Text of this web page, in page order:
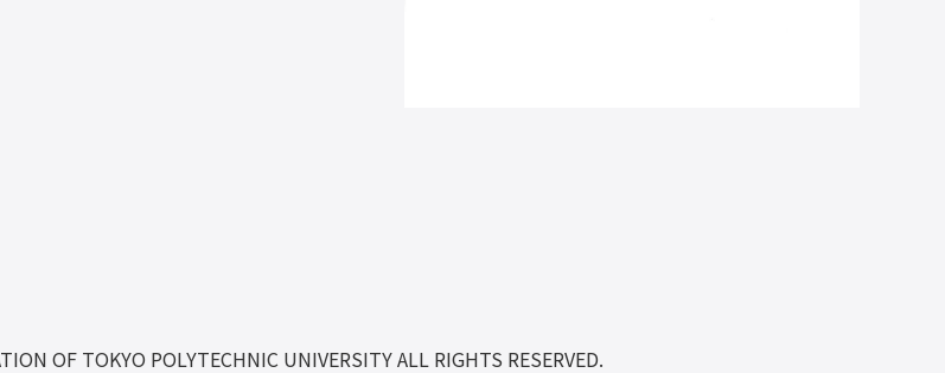
OF TOKYO POLYTECHNIC UNIVERSITY ALL RIGHTS RESERVED.